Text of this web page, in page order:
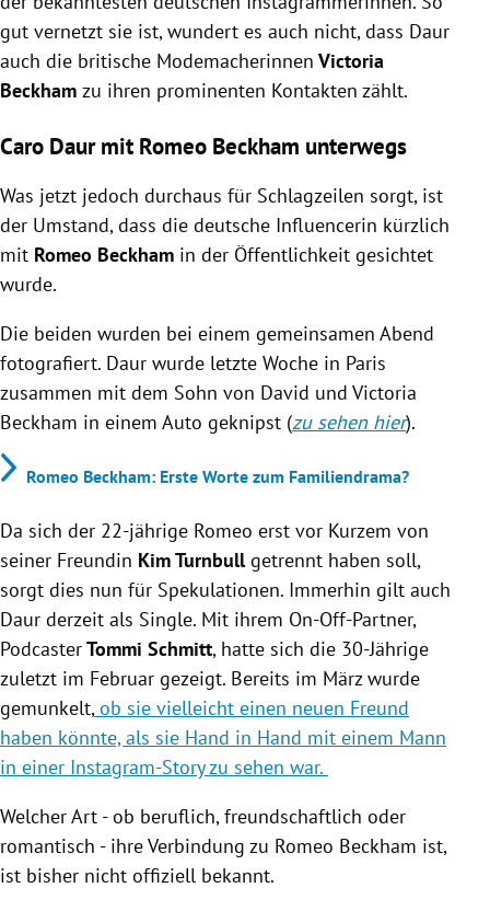
gut vernetzt sie ist, wundert es auch nicht, dass Daur
auch die britische Modemacherinnen Victoria
Beckham zu ihren prominenten Kontakten zählt.
Caro Daur mit Romeo Beckham unterwegs
Was jetzt jedoch durchaus für Schlagzeilen sorgt, ist
der Umstand, dass die deutsche Influencerin kürzlich
mit Romeo Beckham in der Öffentlichkeit gesichtet
wurde.
Die beiden wurden bei einem gemeinsamen Abend
fotografiert. Daur wurde letzte Woche in Paris
zusammen mit dem Sohn von David und Victoria
Beckham in einem Auto geknipst (zu sehen hier).
Romeo Beckham: Erste Worte zum Familiendrama?
Da sich der 22-jährige Romeo erst vor Kurzem von
seiner Freundin Kim Turnbullgetrennt haben soll,
sorgt dies nun für Spekulationen. Immerhin gilt auch
Daur derzeit als Single. Mit ihrem On-Off-Partner,
PodcasterTommi Schmitt, hatte sich die 30-Jährige
zuletzt im Februar gezeigt. Bereits im März wurde
gemunkelt,ob sie vielleicht einen neuen Freund
haben könnte, als sie Hand in Hand mit einem Mann
in einer Instagram-Story zu sehen war.
Welcher Art - ob beruflich, freundschaftlich oder
romantisch - ihre Verbindung zu Romeo Beckham ist,
ist bisher nicht offiziell bekannt.